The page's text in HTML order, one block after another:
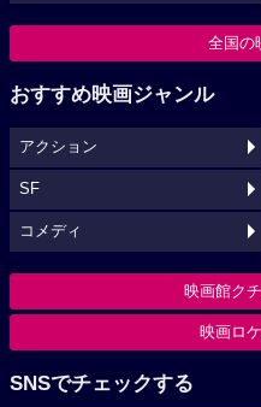
全国の
おすすめ映画ジャンル
アクション
SF
コメディ
映画館ク
映画ロ
SNSでチェックする